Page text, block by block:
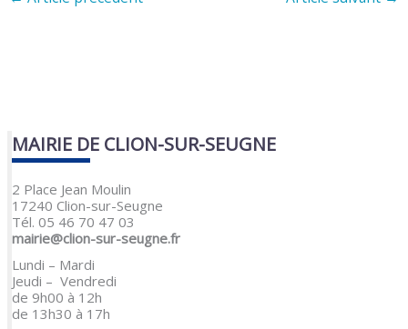
MAIRIE DE CLION-SUR-SEUGNE
2 Place Jean Moulin
17240 Clion-sur-Seugne
Tél. 05 46 70 47 03
mairie@clion-sur-seugne.fr
Lundi – Mardi
Jeudi – Vendredi
de 9h00 à 12h
de 13h30 à 17h